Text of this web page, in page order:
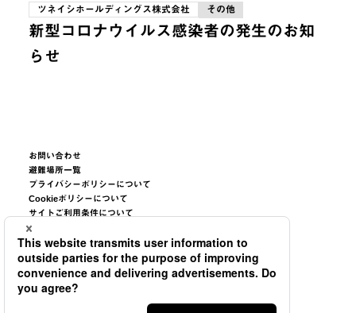
ツネイシホールディングス株式会社
その他
新型コロナウイルス感染者の発生のお知
らせ
お問い合わせ
避難場所一覧
プライバシーポリシーについて
Cookieポリシーについて
サイトご利用条件について
サイトマップ
©2026
TSUNEISHI GROUP CORPORATION.